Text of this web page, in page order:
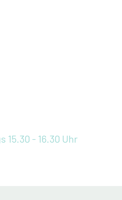
- 16.30 Uhr